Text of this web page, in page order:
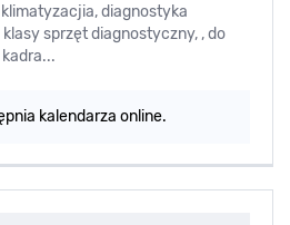
diagnostyka
sprzęt diagnostyczny, , do
kalendarza online.